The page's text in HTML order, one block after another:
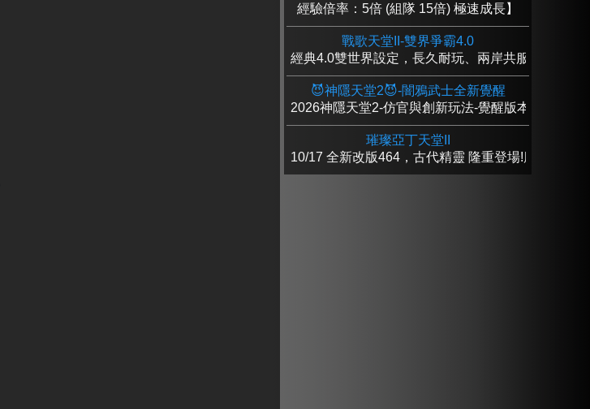
經驗倍率：5倍 (組隊 15倍) 極速成長】
戰歌天堂II-雙界爭霸4.0
經典4.0雙世界設定，長久耐玩、兩岸共服、特色卡
😈神隱天堂2😈-闇鴉武士全新覺醒
2026神隱天堂2-仿官與創新玩法-覺醒版本
璀璨亞丁天堂II
10/17 全新改版464，古代精靈 隆重登場!慶開服，